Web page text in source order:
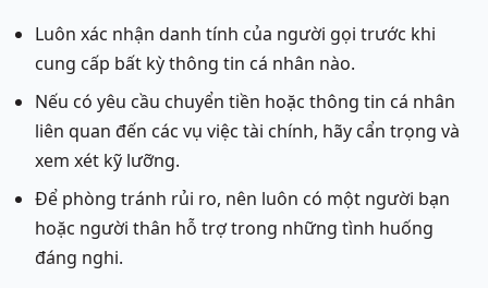
Luôn xác nhận danh tính của người gọi trước khi
cung cấp bất kỳ thông tin cá nhân nào.
Nếu có yêu cầu chuyển tiền hoặc thông tin cá nhân
liên quan đến các vụ việc tài chính, hãy cẩn trọng và
xem xét kỹ lưỡng.
Để phòng tránh rủi ro, nên luôn có một người bạn
hoặc người thân hỗ trợ trong những tình huống
đáng nghi.